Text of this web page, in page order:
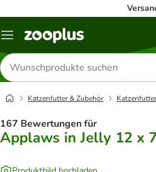
Menü
Produkte
suchen
Katzenfutter & Zubehör
167 Bewertungen für
Applaws in Jelly 12 x